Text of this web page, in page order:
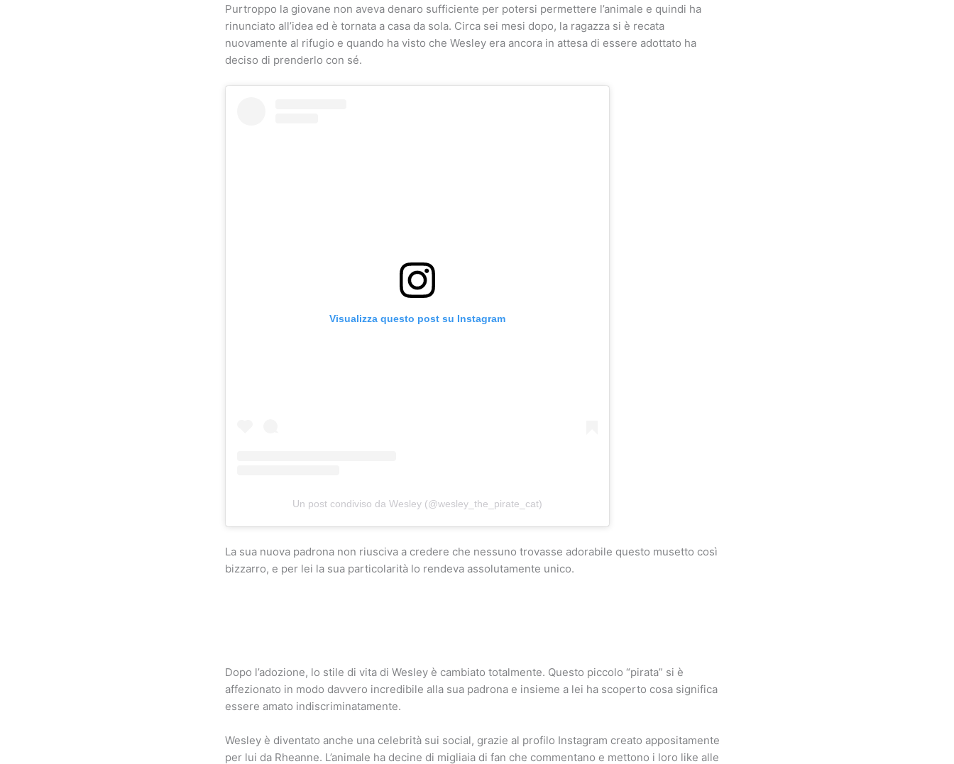
Purtroppo la giovane non aveva denaro sufficiente per potersi permettere l’animale e quindi ha
rinunciato all’idea ed è tornata a casa da sola. Circa sei mesi dopo, la ragazza si è recata
nuovamente al rifugio e quando ha visto che Wesley era ancora in attesa di essere adottato ha
deciso di prenderlo con sé.
Visualizza questo post su Instagram
Un post condiviso da Wesley (@wesley_the_pirate_cat)
La sua nuova padrona non riusciva a credere che nessuno trovasse adorabile questo musetto così
bizzarro, e per lei la sua particolarità lo rendeva assolutamente unico.
Dopo l’adozione, lo stile di vita di Wesley è cambiato totalmente. Questo piccolo “pirata” si è
affezionato in modo davvero incredibile alla sua padrona e insieme a lei ha scoperto cosa significa
essere amato indiscriminatamente.
Wesley è diventato anche una celebrità sui social, grazie al profilo Instagram creato appositamente
per lui da Rheanne. L’animale ha decine di migliaia di fan che commentano e mettono i loro like alle